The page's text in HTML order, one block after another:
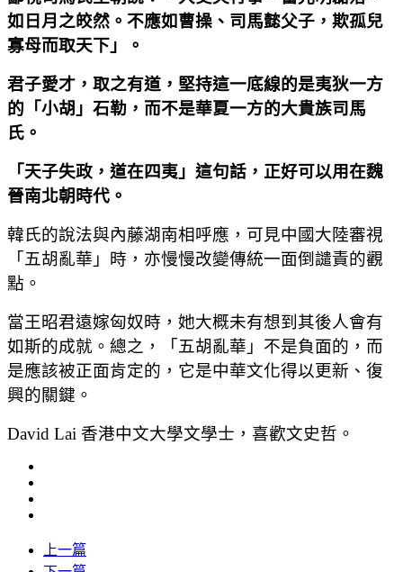
如日月之皎然。不應如曹操、司馬懿父子，欺孤兒
寡母而取天下」。
君子愛才，取之有道，堅持這一底線的是夷狄一方
的「小胡」石勒，而不是華夏一方的大貴族司馬
氏。
「天子失政，道在四夷」這句話，正好可以用在魏
晉南北朝時代。
韓氏的說法與內藤湖南相呼應，可見中國大陸審視
「五胡亂華」時，亦慢慢改變傳統一面倒譴責的觀
點。
當王昭君遠嫁匈奴時，她大概未有想到其後人會有
如斯的成就。總之，「五胡亂華」不是負面的，而
是應該被正面肯定的，它是中華文化得以更新、復
興的關鍵。
David Lai 香港中文大學文學士，喜歡文史哲。
上一篇